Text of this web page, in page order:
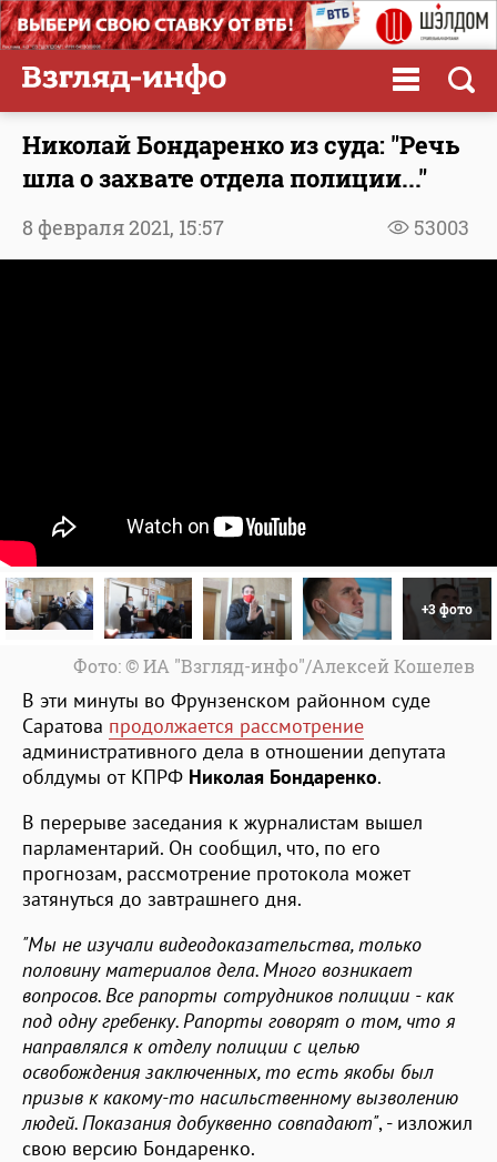
Николай Бондаренко из суда: "Речь
шла о захвате отдела полиции..."
53003
8 февраля 2021, 15:57
+3 фото
Фото: © ИА "Взгляд-инфо"/Алексей Кошелев
В эти минуты во Фрунзенском районном суде
Саратова продолжается рассмотрение
административного дела в отношении депутата
облдумы от КПРФ Николая Бондаренко.
В перерыве заседания к журналистам вышел
парламентарий. Он сообщил, что, по его
прогнозам, рассмотрение протокола может
затянуться до завтрашнего дня.
"Мы не изучали видеодоказательства, только
половину материалов дела. Много возникает
вопросов. Все рапорты сотрудников полиции - как
под одну гребенку. Рапорты говорят о том, что я
направлялся к отделу полиции с целью
освобождения заключенных, то есть якобы был
призыв к какому-то насильственному вызволению
людей. Показания добуквенно совпадают", - изложил
свою версию Бондаренко.